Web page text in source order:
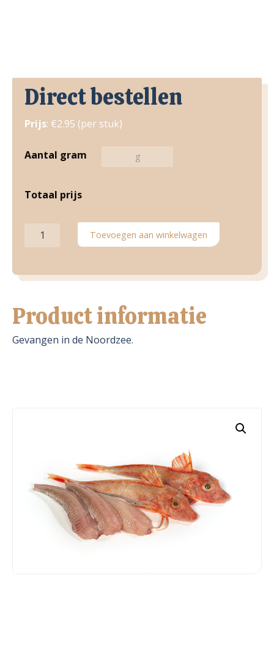
Direct bestellen
Prijs: €2.95 (per stuk)
Aantal gram
Totaal prijs
Rode
Toevoegen aan winkelwagen
Product informatie
Gevangen in de Noordzee.